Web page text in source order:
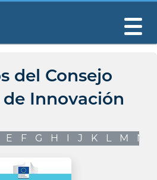
del Consejo
Innovación
E F G H I J K L M N